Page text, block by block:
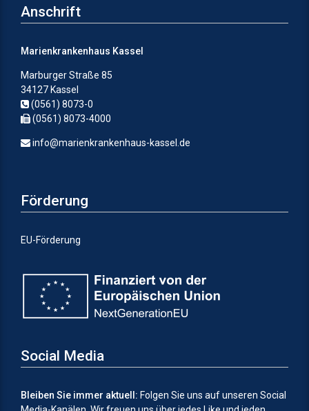
Anschrift
Marienkrankenhaus Kassel
Marburger Straße 85
34127 Kassel
(0561) 8073-0
(0561) 8073-4000
info@marienkrankenhaus-kassel.de
Förderung
EU-Förderung
Social Media
Bleiben Sie immer aktuell: Folgen Sie uns auf unseren Social